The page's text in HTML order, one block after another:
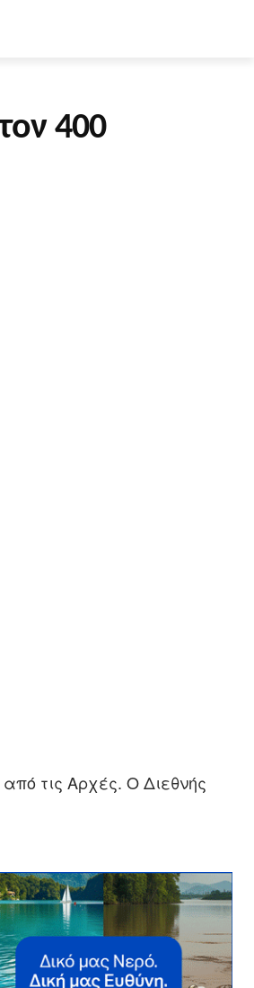
400
τις Αρχές. Ο Διεθνής